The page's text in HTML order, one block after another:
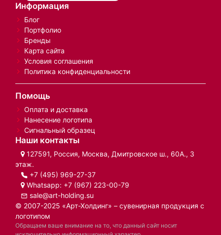
Информация
Блог
Портфолио
Бренды
Карта сайта
Условия соглашения
Политика конфиденциальности
Помощь
Оплата и доставка
Нанесение логотипа
Сигнальный образец
Наши контакты
127591, Россия, Москва, Дмитровское ш., 60А., 3
этаж.
+7 (495) 969-27-37
Whatsapp: +7 (967) 223-00-79
sale@art-holding.su
© 2007-2025 «Арт-Холдинг» – сувенирная продукция с
логотипом
Обращаем ваше внимание на то, что данный сайт носит